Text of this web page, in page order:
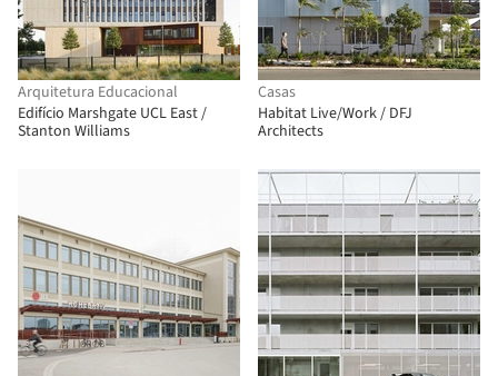
Arquitetura Educacional
Edifício Marshgate UCL East /
Stanton Williams
Casas
Habitat Live/Work / DFJ
Architects